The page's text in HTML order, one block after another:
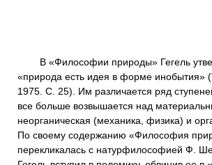
В «Философии природы» Гегель
«природа есть идея в форме инобытия»
1975. С. 25). Им различается ряд
все больше возвышается над
неорганическая (механика, физика) и
По своему содержанию «Философия
перекликалась с натурфилософией Ф.